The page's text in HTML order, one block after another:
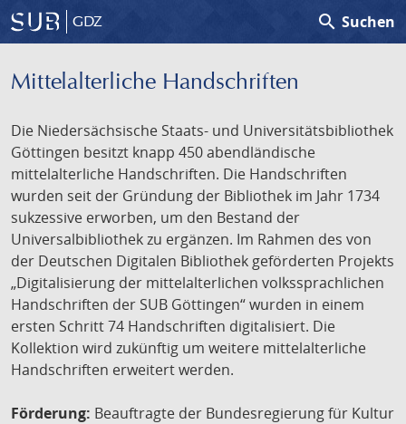
GDZ search Suchen
Mittelalterliche Handschriften
Die Niedersächsische Staats- und Universitätsbibliothek
Göttingen besitzt knapp 450 abendländische
mittelalterliche Handschriften. Die Handschriften
wurden seit der Gründung der Bibliothek im Jahr 1734
sukzessive erworben, um den Bestand der
Universalbibliothek zu ergänzen. Im Rahmen des von
der Deutschen Digitalen Bibliothek geförderten Projekts
„Digitalisierung der mittelalterlichen volkssprachlichen
Handschriften der SUB Göttingen“ wurden in einem
ersten Schritt 74 Handschriften digitalisiert. Die
Kollektion wird zukünftig um weitere mittelalterliche
Handschriften erweitert werden.
Förderung: Beauftragte der Bundesregierung für Kultur